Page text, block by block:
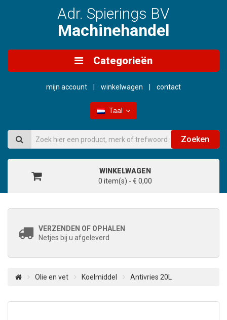
Adr. Spierings BV
Machinehandel
Categorieën
mijn account winkelwagen contact
Taal
Zoeken
WINKELWAGEN
0 item(s) - € 0,00
VERZENDEN OF OPHALEN
Netjes bij u afgeleverd
Olie en vet Koelmiddel Antivries 20L